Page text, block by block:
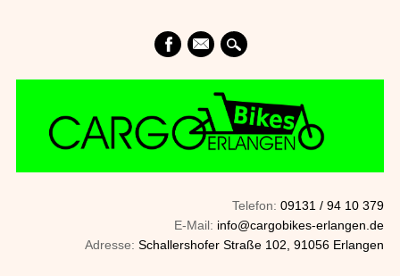
mail
Telefon:09131 / 94 10 379
E-Mail: info@cargobikes-erlangen.de
Adresse:Schallershofer Straße 102, 91056 Erlangen